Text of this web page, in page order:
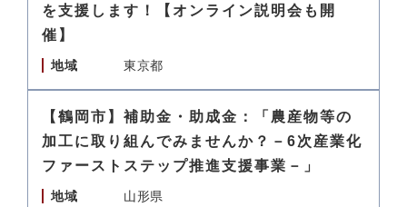
を支援します！【オンライン説明会も開
催】
地域 東京都
【鶴岡市】補助金・助成金：「農産物等の
加工に取り組んでみませんか？－6次産業化
ファーストステップ推進支援事業－」
地域 山形県